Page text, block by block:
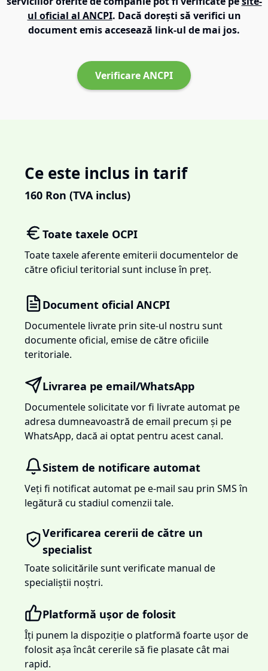
ul oficial al ANCPI. Dacă dorești să verifici un
document emis accesează link-ul de mai jos.
Verificare ANCPI
Ce este inclus in tarif
160 Ron (TVA inclus)
Toate taxele OCPI
Toate taxele aferente emiterii documentelor de
către oficiul teritorial sunt incluse în preț.
Document oficial ANCPI
Documentele livrate prin site-ul nostru sunt
documente oficial, emise de către oficiile
teritoriale.
Livrarea pe email/WhatsApp
Documentele solicitate vor fi livrate automat pe
adresa dumneavoastră de email precum și pe
WhatsApp, dacă ai optat pentru acest canal.
Sistem de notificare automat
Veți fi notificat automat pe e-mail sau prin SMS în
legătură cu stadiul comenzii tale.
Verificarea cererii de către un
specialist
Toate solicitările sunt verificate manual de
specialiștii noștri.
Platformă ușor de folosit
Îți punem la dispoziție o platformă foarte ușor de
folosit așa încât cererile să fie plasate cât mai
rapid.